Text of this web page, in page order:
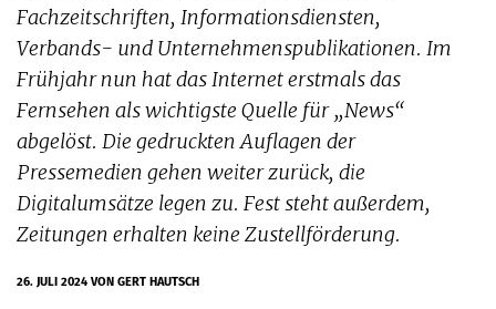
Fachzeitschriften, Informationsdiensten,
Verbands- und Unternehmenspublikationen. Im
Frühjahr nun hat das Internet erstmals das
Fernsehen als wichtigste Quelle für „News“
abgelöst. Die gedruckten Auflagen der
Pressemedien gehen weiter zurück, die
Digitalumsätze legen zu. Fest steht außerdem,
Zeitungen erhalten keine Zustellförderung.
26. JULI 2024VON GERT HAUTSCH